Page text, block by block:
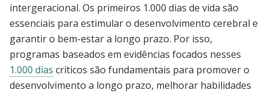
intergeracional. Os primeiros 1.000 dias de vida são
essenciais para estimular o desenvolvimento cerebral e
garantir o bem-estar a longo prazo. Por isso,
programas baseados em evidências focados nesses
1.000 dias críticos são fundamentais para promover o
desenvolvimento a longo prazo, melhorar habilidades